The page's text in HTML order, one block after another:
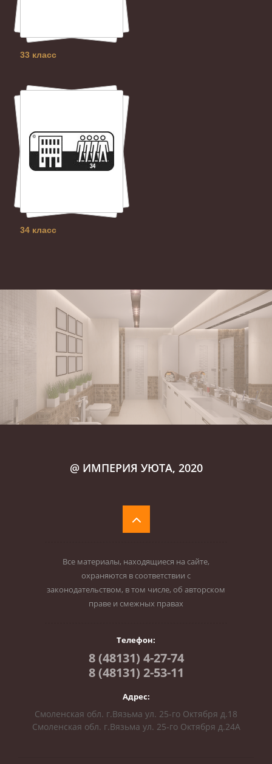
33 класс
34 класс
@ ИМПЕРИЯ УЮТА, 2020
Все материалы, находящиеся на сайте,
охраняются в соответствии с
законодательством, в том числе, об авторском
праве и смежных правах
Телефон:
8 (48131) 4-27-74
8 (48131) 2-53-11
Адрес:
Смоленская обл. г.Вязьма ул. 25-го Октября д.18
Смоленская обл. г.Вязьма ул. 25-го Октября д.24А